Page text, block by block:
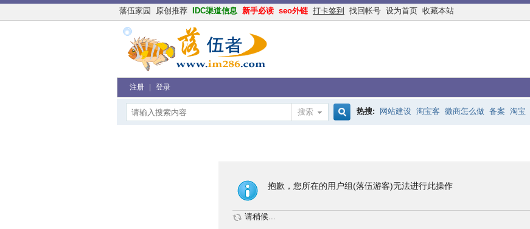
落伍家园 原创推荐 IDC渠道信息 新手必读 seo外链 打卡签到 找回帐号 设为首页 收藏本站
注册 登录
搜索
索
热搜: 网站建设 淘宝客 微商怎么做 备案 淘宝
抱歉，您所在的用户组(落伍游客)无法进行此操作
请稍候...